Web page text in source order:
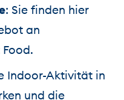
: Sie finden hier
an
Indoor-Aktivität in
und die